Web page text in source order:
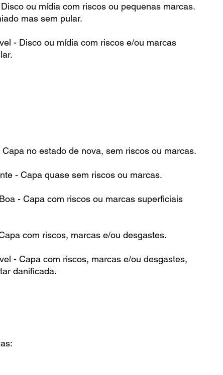
ou mídia com riscos ou pequenas marcas.
mas sem pular.
- Disco ou mídia com riscos e/ou marcas
no estado de nova, sem riscos ou marcas.
- Capa quase sem riscos ou marcas.
- Capa com riscos ou marcas superficiais
com riscos, marcas e/ou desgastes.
- Capa com riscos, marcas e/ou desgastes,
danificada.